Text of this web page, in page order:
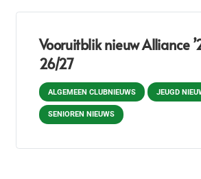
Vooruitblik nieuw Alliance
26/27
ALGEMEEN CLUBNIEUWS JEUGD
SENIOREN NIEUWS